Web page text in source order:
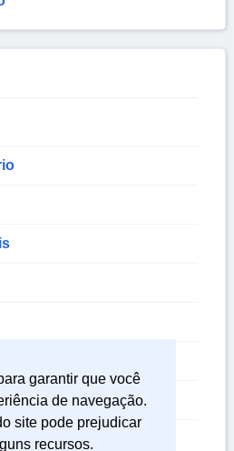
garantir que você
de navegação.
site pode prejudicar
recursos.